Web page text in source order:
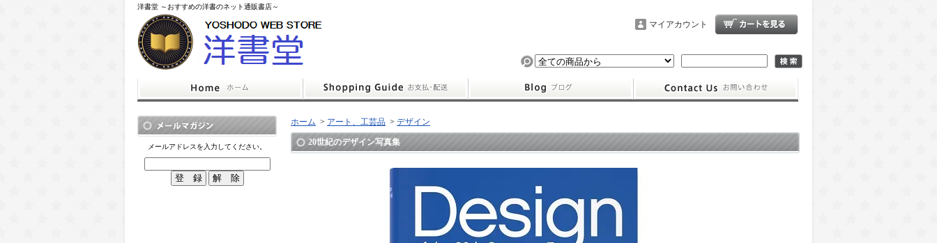
洋書堂 ～おすすめの洋書のネット通販書店～
マイアカウント
メールアドレスを入力してください。
ホーム > アート、工芸品 > デザイン
20世紀のデザイン写真集